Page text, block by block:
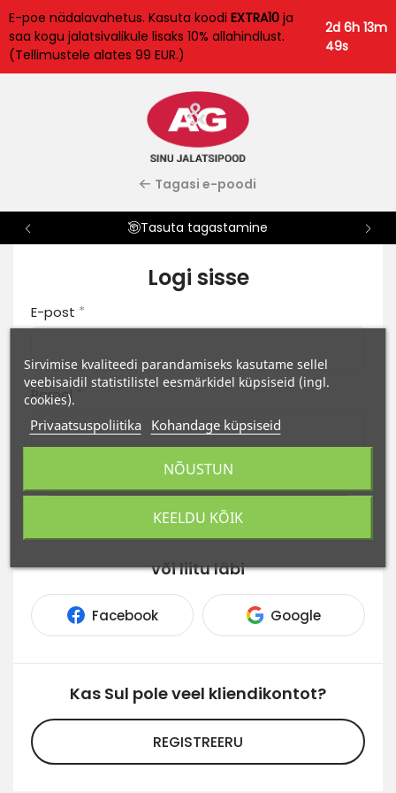
E-poe nädalavahetus. Kasuta koodi EXTRA10 ja
saa kogu jalatsivalikule lisaks 10% allahindlust.
(Tellimustele alates 99 EUR.)
2d 6h 13m
49s
Tagasi e-poodi
Tasuta tagastamine
Logi sisse
E-post *
Parool *
Unustasid oma salasõna
SISENE
või liitu läbi
Facebook Google
Kas Sul pole veel kliendikontot?
REGISTREERU
Sirvimise kvaliteedi parandamiseks kasutame sellel
veebisaidil statistilistel eesmärkidel küpsiseid (ingl.
cookies).
Privaatsuspoliitika Kohandage küpsiseid
KEELDU KÕIK
NÕUSTUN